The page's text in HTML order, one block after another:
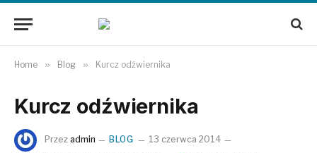
Home » Blog » Kurcz odźwiernika
Kurcz odźwiernika
Przez admin BLOG
13 czerwca 2014